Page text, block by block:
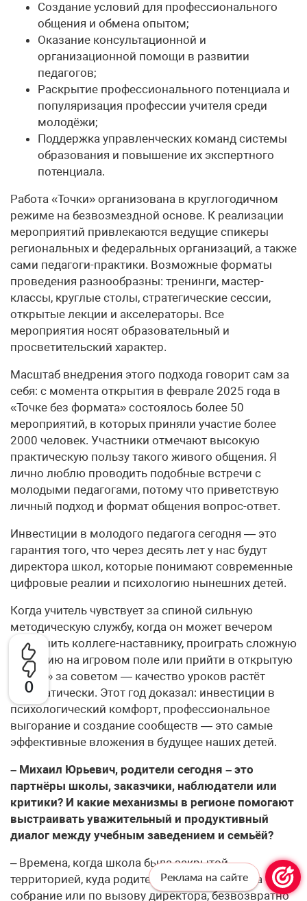
0
Создание условий для профессионального
общения и обмена опытом;
Оказание консультационной и
организационной помощи в развитии
педагогов;
Раскрытие профессионального потенциала и
популяризация профессии учителя среди
молодёжи;
Поддержка управленческих команд системы
образования и повышение их экспертного
потенциала.
Работа «Точки» организована в круглогодичном
режиме на безвозмездной основе. К реализации
мероприятий привлекаются ведущие спикеры
региональных и федеральных организаций, а также
сами педагоги-практики. Возможные форматы
проведения разнообразны: тренинги, мастер-
классы, круглые столы, стратегические сессии,
открытые лекции и акселераторы. Все
мероприятия носят образовательный и
просветительский характер.
Масштаб внедрения этого подхода говорит сам за
себя: с момента открытия в феврале 2025 года в
«Точке без формата» состоялось более 50
мероприятий, в которых приняли участие более
2000 человек. Участники отмечают высокую
практическую пользу такого живого общения. Я
лично люблю проводить подобные встречи с
молодыми педагогами, потому что приветствую
личный подход и формат общения вопрос-ответ.
Инвестиции в молодого педагога сегодня — это
гарантия того, что через десять лет у нас будут
директора школ, которые понимают современные
цифровые реалии и психологию нынешних детей.
Когда учитель чувствует за спиной сильную
методическую службу, когда он может вечером
позвонить коллеге-наставнику, проиграть сложную
ситуацию на игровом поле или прийти в открытую
«Точку» за советом — качество уроков растёт
автоматически. Этот год доказал: инвестиции в
психологический комфорт, профессиональное
выгорание и создание сообществ — это самые
эффективные вложения в будущее наших детей.
– Михаил Юрьевич, родители сегодня – это
партнёры школы, заказчики, наблюдатели или
критики? И какие механизмы в регионе помогают
выстраивать уважительный и продуктивный
диалог между учебным заведением и семьёй?
– Времена, когда школа была закрытой
территорией, куда родитель входил только на
собрание или по вызову директора, безвозвратно
Реклама на сайте